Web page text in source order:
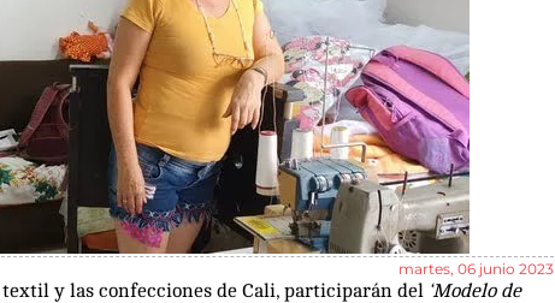
martes, 06 junio 2023
y las confecciones de Cali, participarán del ‘Modelo de